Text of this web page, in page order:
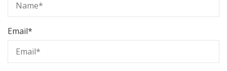
Email*